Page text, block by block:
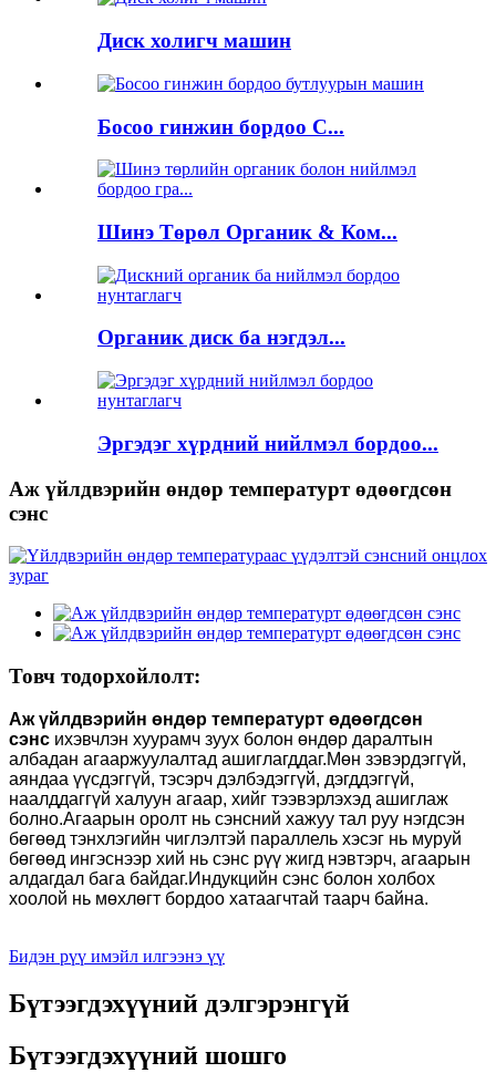
Диск холигч машин
Босоо гинжин бордоо С...
Шинэ Төрөл Органик & Ком...
Органик диск ба нэгдэл...
Эргэдэг хүрдний нийлмэл бордоо...
Аж үйлдвэрийн өндөр температурт өдөөгдсөн
сэнс
Товч тодорхойлолт:
Аж үйлдвэрийн өндөр температурт өдөөгдсөн
сэнс ихэвчлэн хуурамч зуух болон өндөр даралтын
албадан агааржуулалтад ашиглагддаг.Мөн зэвэрдэггүй,
аяндаа үүсдэггүй, тэсэрч дэлбэдэггүй, дэгддэггүй,
наалддаггүй халуун агаар, хийг тээвэрлэхэд ашиглаж
болно.Агаарын оролт нь сэнсний хажуу тал руу нэгдсэн
бөгөөд тэнхлэгийн чиглэлтэй параллель хэсэг нь муруй
бөгөөд ингэснээр хий нь сэнс рүү жигд нэвтэрч, агаарын
алдагдал бага байдаг.Индукцийн сэнс болон холбох
хоолой нь мөхлөгт бордоо хатаагчтай таарч байна.
Бидэн рүү имэйл илгээнэ үү
Бүтээгдэхүүний дэлгэрэнгүй
Бүтээгдэхүүний шошго